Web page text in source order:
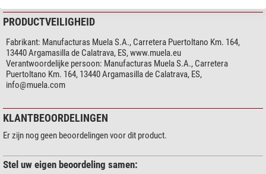
Bijzonderheden
Blade van roestvrij staal
ja
Damast mes
nee
Materiaal handvat
ja
Drijvend
Riemklem
nee
Veiligheidsriem
Strap cutter
nee
Noodzaak vereist in D
nee
PRODUCTVEILIGHEID
Fabrikant: Manufacturas Muela S.A., Carretera Puertoltano Km. 164,
13440 Argamasilla de Calatrava, ES, www.muela.eu
Verantwoordelijke persoon: Manufacturas Muela S.A., Carretera
Puertoltano Km. 164, 13440 Argamasilla de Calatrava, ES,
info@muela.com
KLANTBEOORDELINGEN
Er zijn nog geen beoordelingen voor dit product.
Stel uw eigen beoordeling samen: